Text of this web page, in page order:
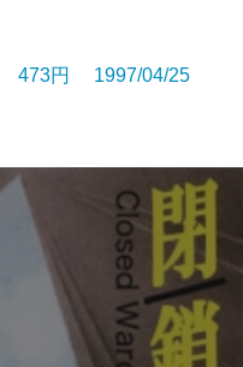
473円 1997/04/25